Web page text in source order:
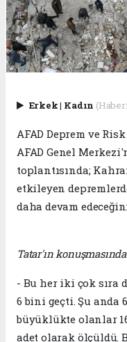
Erkek| Kadın
AFAD Deprem ve
AFAD Genel
toplantısında;
etkileyen
daha devam
Tatar'ın
- Bu her iki çok sıra
6 bini geçti. Şu anda
büyüklükte olanlar
adet olarak ölçüldü.